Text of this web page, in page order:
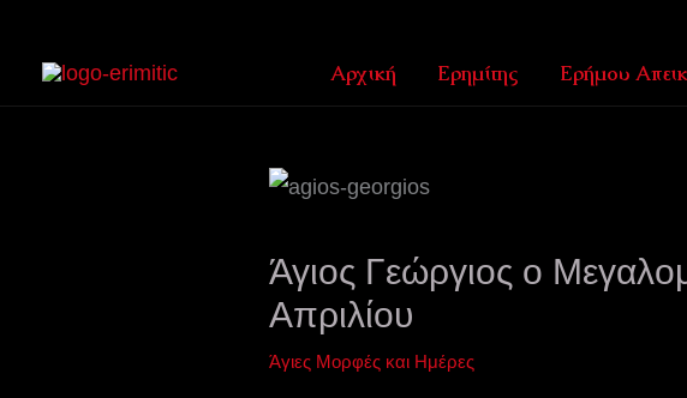
Αρχική Ερημίτης Ερήμου
Άγιος Γεώργιος ο
Απριλίου
Άγιες Μορφές και Ημέρες